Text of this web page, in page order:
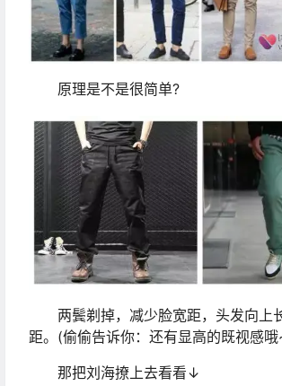
原理是不是很简单?
两鬓剃掉，减少脸宽距，头发向上
距。(偷偷告诉你：还有显高的既视感哦
那把刘海撩上去看看↓